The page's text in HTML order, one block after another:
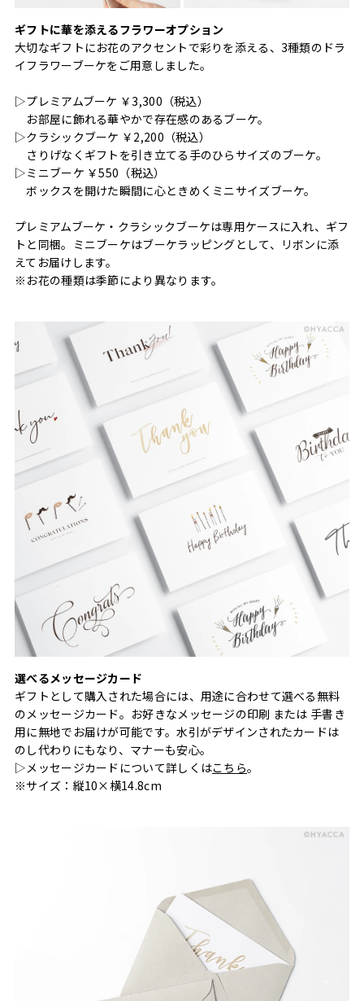
ギフトに華を添えるフラワーオプション
大切なギフトにお花のアクセントで彩りを添える、3種類のドラ
イフラワーブーケをご用意しました。
▷プレミアムブーケ ￥3,300（税込）
お部屋に飾れる華やかで存在感のあるブーケ。
▷クラシックブーケ ￥2,200（税込）
さりげなくギフトを引き立てる手のひらサイズのブーケ。
▷ミニブーケ ￥550（税込）
ボックスを開けた瞬間に心ときめくミニサイズブーケ。
プレミアムブーケ・クラシックブーケは専用ケースに入れ、ギフ
トと同梱。ミニブーケはブーケラッピングとして、リボンに添
えてお届けします。
※お花の種類は季節により異なります。
選べるメッセージカード
ギフトとして購入された場合には、用途に合わせて選べる無料
のメッセージカード。お好きなメッセージの印刷 または 手書き
用に無地でお届けが可能です。水引がデザインされたカードは
のし代わりにもなり、マナーも安心。
▷メッセージカードについて詳しくはこちら。
※サイズ：縦10×横14.8cm